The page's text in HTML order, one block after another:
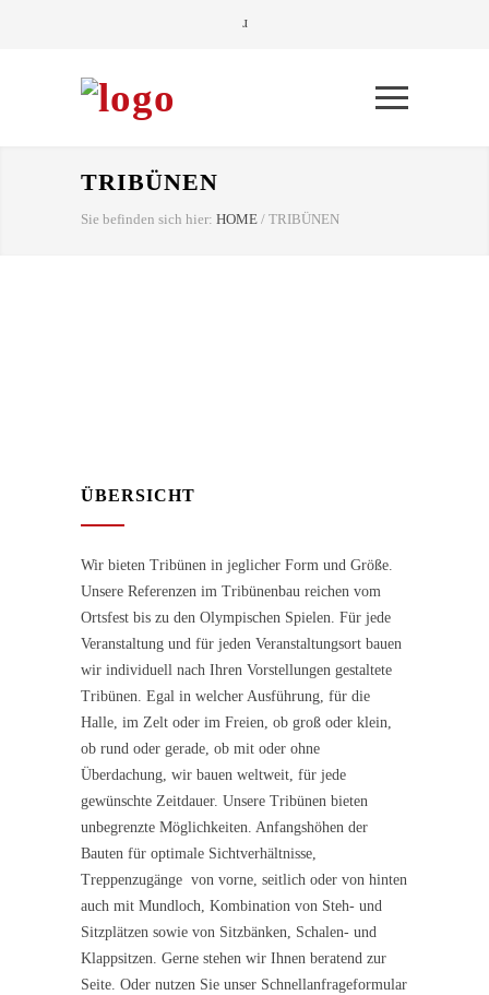
TRIBÜNEN
Sie befinden sich hier: HOME / TRIBÜNEN
ÜBERSICHT
Wir bieten Tribünen in jeglicher Form und Größe.
Unsere Referenzen im Tribünenbau reichen vom
Ortsfest bis zu den Olympischen Spielen. Für jede
Veranstaltung und für jeden Veranstaltungsort bauen
wir individuell nach Ihren Vorstellungen gestaltete
Tribünen. Egal in welcher Ausführung, für die
Halle, im Zelt oder im Freien, ob groß oder klein,
ob rund oder gerade, ob mit oder ohne
Überdachung, wir bauen weltweit, für jede
gewünschte Zeitdauer. Unsere Tribünen bieten
unbegrenzte Möglichkeiten. Anfangshöhen der
Bauten für optimale Sichtverhältnisse,
Treppenzugänge von vorne, seitlich oder von hinten
auch mit Mundloch, Kombination von Steh- und
Sitzplätzen sowie von Sitzbänken, Schalen- und
Klappsitzen. Gerne stehen wir Ihnen beratend zur
Seite. Oder nutzen Sie unser Schnellanfrageformular